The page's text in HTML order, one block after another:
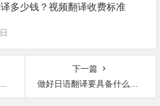
多少钱？视频翻译收费标准
下一篇
做好日语翻译要具备什么基础？